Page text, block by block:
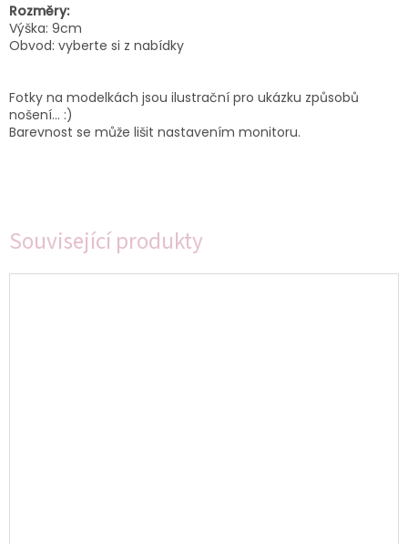
Související produkty
Rozměry:
Výška: 9cm
Obvod: vyberte si z nabídky
Fotky na modelkách jsou ilustrační pro ukázku způsobů
nošení... :)
Barevnost se může lišit nastavením monitoru.